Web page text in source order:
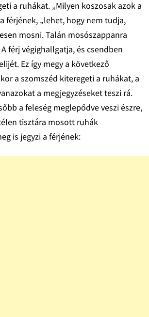
a ruhákat. „Milyen koszosak azok a
férjének, „lehet, hogy nem tudja,
mosni. Talán mosószappanra
férj végighallgatja, és csendben
Ez így megy a következő
a szomszéd kiteregeti a ruhákat, a
a megjegyzéseket teszi rá.
a feleség meglepődve veszi észre,
tisztára mosott ruhák
is jegyzi a férjének: